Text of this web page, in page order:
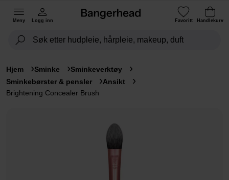
Meny Logg inn Favoritt Handlekurv
Hjem Sminke
Sminkeverktøy
Sminkebørster & pensler
Ansikt
Brightening Concealer Brush